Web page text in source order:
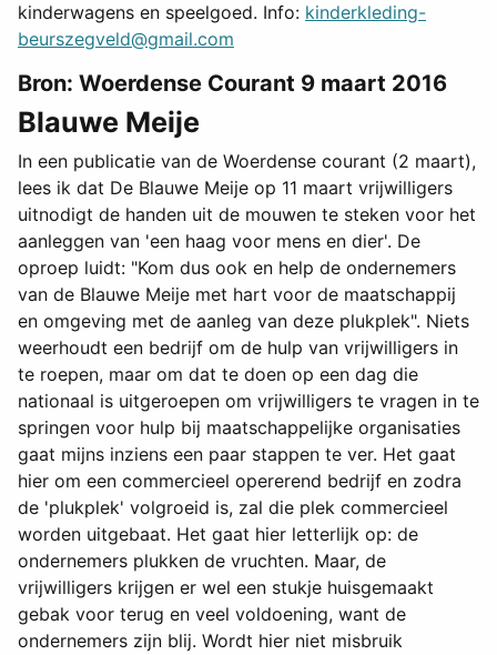
kinderwagens en speelgoed. Info: kinderkleding-
beurszegveld@gmail.com
Bron: Woerdense Courant 9 maart 2016
Blauwe Meije
In een publicatie van de Woerdense courant (2 maart),
lees ik dat De Blauwe Meije op 11 maart vrijwilligers
uitnodigt de handen uit de mouwen te steken voor het
aanleggen van 'een haag voor mens en dier'. De
oproep luidt: "Kom dus ook en help de ondernemers
van de Blauwe Meije met hart voor de maatschappij
en omgeving met de aanleg van deze plukplek". Niets
weerhoudt een bedrijf om de hulp van vrijwilligers in
te roepen, maar om dat te doen op een dag die
nationaal is uitgeroepen om vrijwilligers te vragen in te
springen voor hulp bij maatschappelijke organisaties
gaat mijns inziens een paar stappen te ver. Het gaat
hier om een commercieel opererend bedrijf en zodra
de 'plukplek' volgroeid is, zal die plek commercieel
worden uitgebaat. Het gaat hier letterlijk op: de
ondernemers plukken de vruchten. Maar, de
vrijwilligers krijgen er wel een stukje huisgemaakt
gebak voor terug en veel voldoening, want de
ondernemers zijn blij. Wordt hier niet misbruik